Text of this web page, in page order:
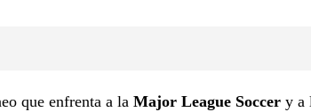
que enfrenta a la Major League Soccer y a